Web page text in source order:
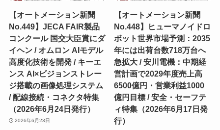
【オートメーション新聞
No.449】JECA FAIR製品
コンクール 国交大臣賞にダ
イヘン / オムロン AIモデル
高度化技術を開発 / キーエ
ンス AI×ビジョンストレー
ジ搭載の画像処理システム
/ 配線接続・コネクタ特集
（2026年6月24日発行）
2026年6月23日
【オートメーション新聞
No.448】ヒューマノイドロ
ボット世界市場予測：2035
年には出荷台数718万台へ
急拡大 / 安川電機：中期経
営計画で2029年度売上高
6500億円・営業利益1000
億円目標 / 安全・セーフテ
ィ特集（2026年6月17日発
行）